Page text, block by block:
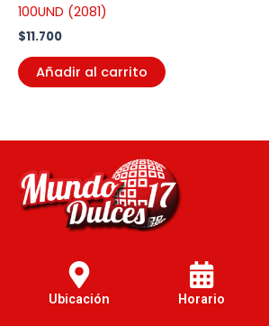
100UND (2081)
$11.700
Añadir al carrito
Ubicación Horario